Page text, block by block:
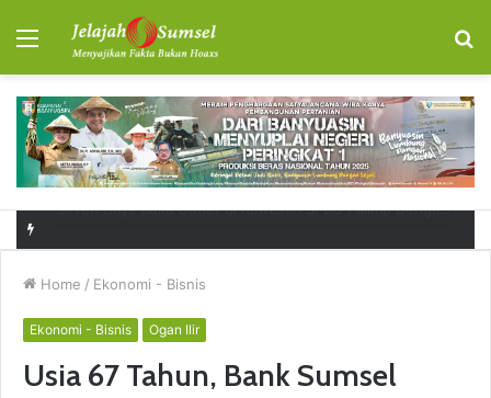
Menu
Home / Ekonomi - Bisnis
Ekonomi - Bisnis Ogan Ilir
Usia 67 Tahun, Bank Sumsel